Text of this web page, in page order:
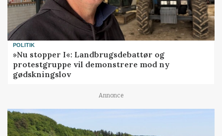
POLITIK
»Nu stopper I«: Landbrugsdebattør og
protestgruppe vil demonstrere mod ny
gødskningslov
Annonce